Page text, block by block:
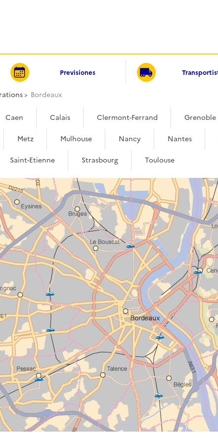
Previsiones
Bordeaux
Caen Calais Clermont-Ferrand Grenoble
Metz Mulhouse Nancy Nantes
Saint-Etienne Strasbourg Toulouse